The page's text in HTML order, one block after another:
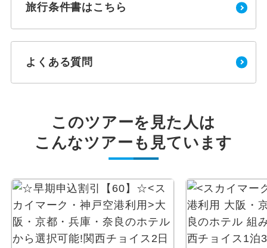
旅行条件書はこちら
よくある質問
このツアーを見た人は
こんなツアーも見ています